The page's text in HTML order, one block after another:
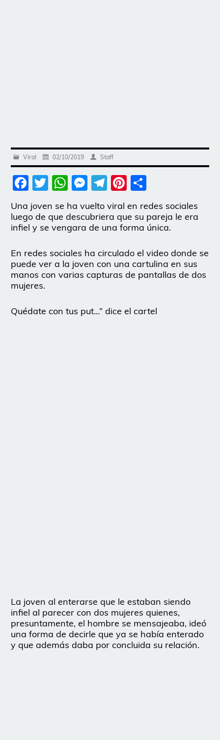
Viral 02/10/2019 Staff
Facebook
Twitter
WhatsApp
Messenger
Telegram
Pinterest
Una joven se ha vuelto viral en redes sociales
luego de que descubriera que su pareja le era
infiel y se vengara de una forma única.
En redes sociales ha circulado el video donde se
puede ver a la joven con una cartulina en sus
manos con varias capturas de pantallas de dos
mujeres.
Quédate con tus put…” dice el cartel
La joven al enterarse que le estaban siendo
infiel al parecer con dos mujeres quienes,
presuntamente, el hombre se mensajeaba, ideó
una forma de decirle que ya se había enterado
y que además daba por concluida su relación.